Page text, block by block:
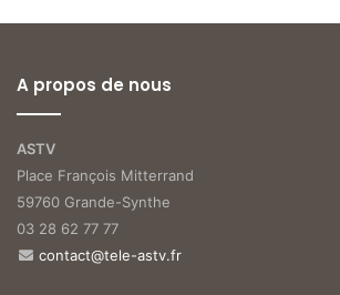
A propos de nous
ASTV
Place François Mitterrand
59760 Grande-Synthe
03 28 62 77 77
contact@tele-astv.fr